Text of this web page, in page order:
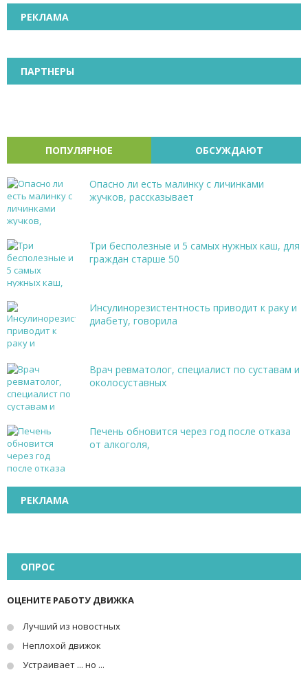
РЕКЛАМА
ПАРТНЕРЫ
ПОПУЛЯРНОЕ ОБСУЖДАЮТ
Опасно ли есть малинку с личинками
жучков, рассказывает
Три бесполезные и 5 самых нужных каш, для
граждан старше 50
Инсулинорезистентность приводит к раку и
диабету, говорила
Врач ревматолог, специалист по суставам и
околосуставных
Печень обновится через год после отказа
от алкоголя,
РЕКЛАМА
ОПРОС
ОЦЕНИТЕ РАБОТУ ДВИЖКА
Лучший из новостных
Неплохой движок
Устраивает ... но ...